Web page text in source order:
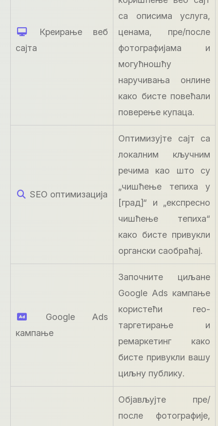
Креирање веб
сајта
са описима услуга,
ценама, пре/после
фотографијама и
могућношћу
наручивања онлине
како бисте повећали
поверење купаца.
SEO оптимизација
Оптимизујте сајт са
локалним кључним
речима као што су
„чишћење тепиха у
[град]“ и „експресно
чишћење тепиха“
како бисте привукли
органски саобраћај.
Google Ads
кампање
Започните циљане
Google Ads кампање
користећи гео-
таргетирање и
ремаркетинг како
бисте привукли вашу
циљну публику.
Објављујте пре/
после фотографије,